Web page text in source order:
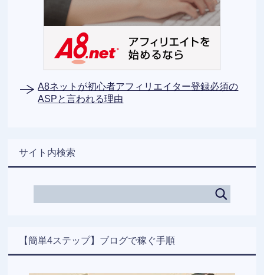
A8ネットが初心者アフィリエイター登録必須の
ASPと言われる理由
サイト内検索
【簡単4ステップ】ブログで稼ぐ手順